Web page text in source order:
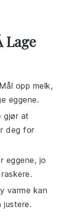
Lage
opp melk,
eggene.
gjør at
deg for
eggene, jo
varme kan
justere.